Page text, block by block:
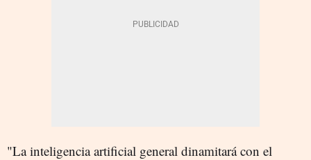
"La inteligencia artificial general dinamitará con el